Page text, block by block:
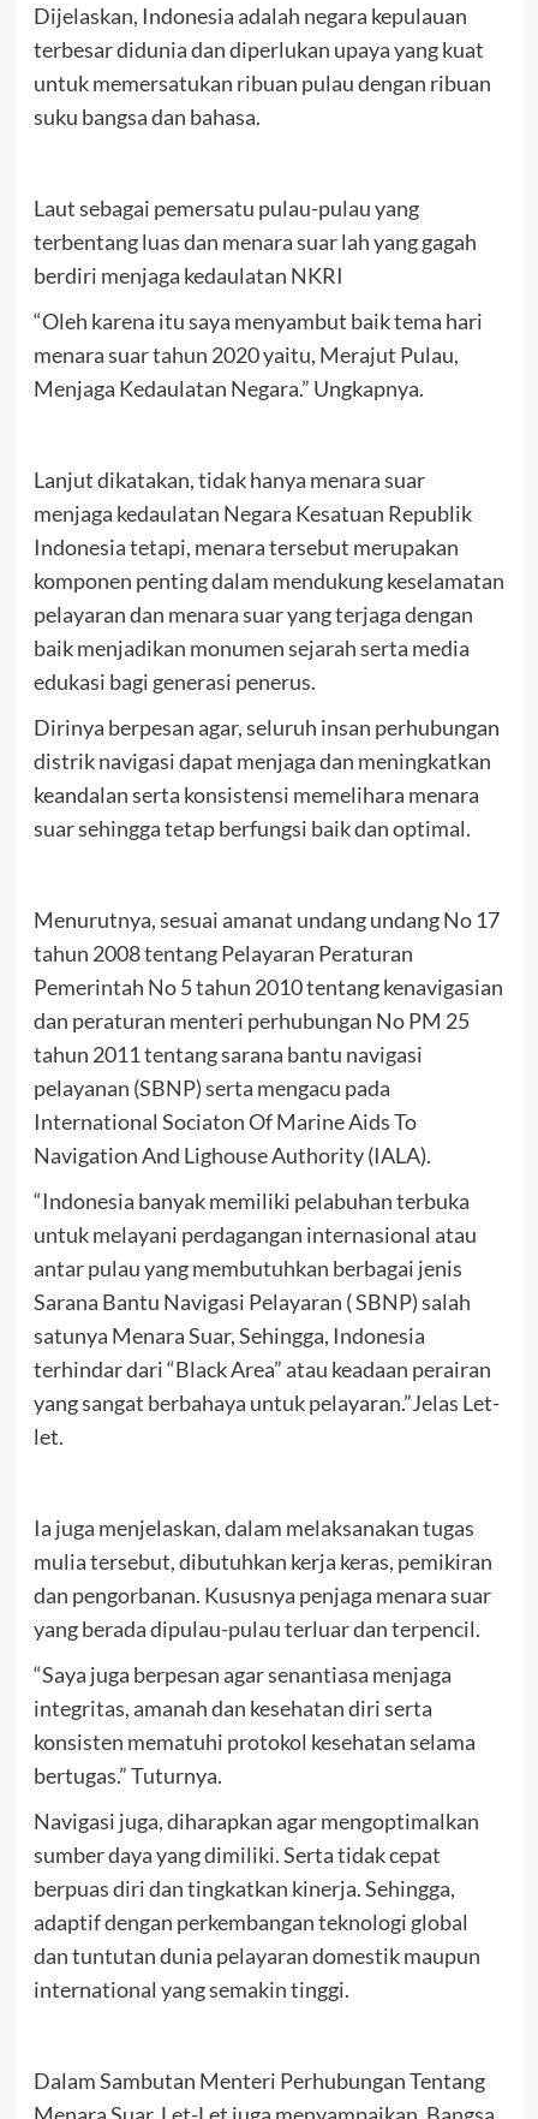
Dijelaskan, Indonesia adalah negara kepulauan
terbesar didunia dan diperlukan upaya yang kuat
untuk memersatukan ribuan pulau dengan ribuan
suku bangsa dan bahasa.
Laut sebagai pemersatu pulau-pulau yang
terbentang luas dan menara suar lah yang gagah
berdiri menjaga kedaulatan NKRI
“Oleh karena itu saya menyambut baik tema hari
menara suar tahun 2020 yaitu, Merajut Pulau,
Menjaga Kedaulatan Negara.” Ungkapnya.
Lanjut dikatakan, tidak hanya menara suar
menjaga kedaulatan Negara Kesatuan Republik
Indonesia tetapi, menara tersebut merupakan
komponen penting dalam mendukung keselamatan
pelayaran dan menara suar yang terjaga dengan
baik menjadikan monumen sejarah serta media
edukasi bagi generasi penerus.
Dirinya berpesan agar, seluruh insan perhubungan
distrik navigasi dapat menjaga dan meningkatkan
keandalan serta konsistensi memelihara menara
suar sehingga tetap berfungsi baik dan optimal.
Menurutnya, sesuai amanat undang undang No 17
tahun 2008 tentang Pelayaran Peraturan
Pemerintah No 5 tahun 2010 tentang kenavigasian
dan peraturan menteri perhubungan No PM 25
tahun 2011 tentang sarana bantu navigasi
pelayanan (SBNP) serta mengacu pada
International Sociaton Of Marine Aids To
Navigation And Lighouse Authority (IALA).
“Indonesia banyak memiliki pelabuhan terbuka
untuk melayani perdagangan internasional atau
antar pulau yang membutuhkan berbagai jenis
Sarana Bantu Navigasi Pelayaran ( SBNP) salah
satunya Menara Suar, Sehingga, Indonesia
terhindar dari “Black Area” atau keadaan perairan
yang sangat berbahaya untuk pelayaran.”Jelas Let-
let.
Ia juga menjelaskan, dalam melaksanakan tugas
mulia tersebut, dibutuhkan kerja keras, pemikiran
dan pengorbanan. Kususnya penjaga menara suar
yang berada dipulau-pulau terluar dan terpencil.
“Saya juga berpesan agar senantiasa menjaga
integritas, amanah dan kesehatan diri serta
konsisten mematuhi protokol kesehatan selama
bertugas.” Tuturnya.
Navigasi juga, diharapkan agar mengoptimalkan
sumber daya yang dimiliki. Serta tidak cepat
berpuas diri dan tingkatkan kinerja. Sehingga,
adaptif dengan perkembangan teknologi global
dan tuntutan dunia pelayaran domestik maupun
international yang semakin tinggi.
Dalam Sambutan Menteri Perhubungan Tentang